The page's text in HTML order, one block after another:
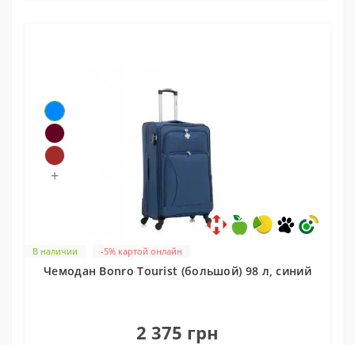
В наличии
+
-5% картой онлайн
Чемодан Bonro Tourist (большой) 98 л, синий
2 375 грн